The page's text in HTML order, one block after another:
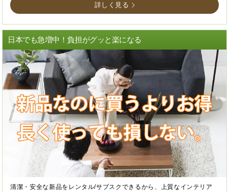
詳しく見る
日本でも急増中！負担がグッと楽になる
清潔・安全な新品をレンタル/サブスクできるから、上質なインテリア